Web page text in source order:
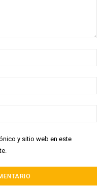
y sitio web en este